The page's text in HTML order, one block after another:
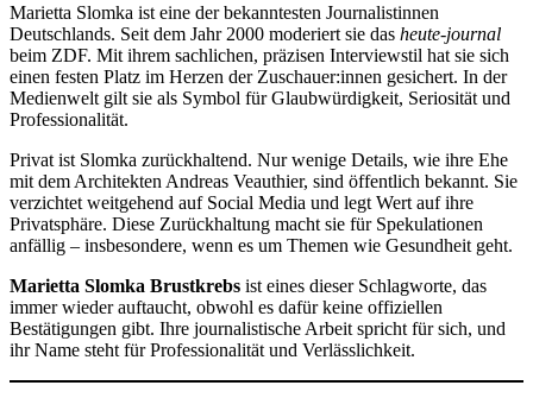
Marietta Slomka ist eine der bekanntesten Journalistinnen
Deutschlands. Seit dem Jahr 2000 moderiert sie das heute-journal
beim ZDF. Mit ihrem sachlichen, präzisen Interviewstil hat sie sich
einen festen Platz im Herzen der Zuschauer:innen gesichert. In der
Medienwelt gilt sie als Symbol für Glaubwürdigkeit, Seriosität und
Professionalität.
Privat ist Slomka zurückhaltend. Nur wenige Details, wie ihre Ehe
mit dem Architekten Andreas Veauthier, sind öffentlich bekannt. Sie
verzichtet weitgehend auf Social Media und legt Wert auf ihre
Privatsphäre. Diese Zurückhaltung macht sie für Spekulationen
anfällig – insbesondere, wenn es um Themen wie Gesundheit geht.
Marietta Slomka Brustkrebs ist eines dieser Schlagworte, das
immer wieder auftaucht, obwohl es dafür keine offiziellen
Bestätigungen gibt. Ihre journalistische Arbeit spricht für sich, und
ihr Name steht für Professionalität und Verlässlichkeit.